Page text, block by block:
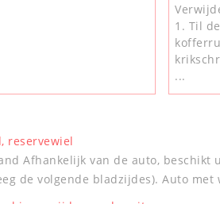
1. Til
...
reservewiel
Afhankelijk van de auto,
de volgende bladzijdes). Auto